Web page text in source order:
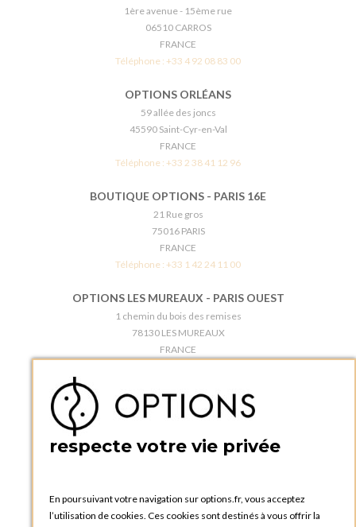
1ère avenue - 15ème rue
06510 CARROS
FRANCE
Téléphone : +33 4 92 08 83 00
OPTIONS ORLÉANS
59 allée des joncs
45590 Saint-Cyr-en-Val
FRANCE
Téléphone : +33 2 38 41 12 96
BOUTIQUE OPTIONS - PARIS 16E
21 Rue gros
75016 PARIS
FRANCE
Téléphone : +33 1 42 24 11 00
OPTIONS LES MUREAUX - PARIS OUEST
1 chemin du bois des remises
78130 LES MUREAUX
FRANCE
BOUTIQUE OPTIONS - PARIS 5E
5 quai de la tournelle
FRANCE
OPTIONS ROUEN
Rue du Clos Tellier
respecte votre vie privée
En poursuivant votre navigation sur options.fr, vous acceptez
l’utilisation de cookies. Ces cookies sont destinés à vous offrir la